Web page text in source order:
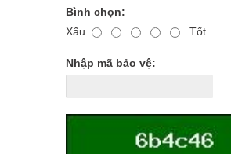
Bình chọn:
Xấu
Tốt
Nhập mã bảo vệ: